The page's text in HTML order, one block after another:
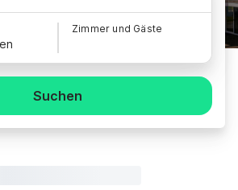
Zimmer und Gäste
Suchen